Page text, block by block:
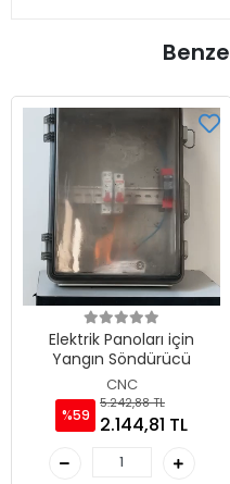
Elektrik Panoları için
Yangın Söndürücü
CNC
%59
5.242,88 TL
2.144,81 TL